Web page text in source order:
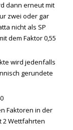
dann erneut mit
zwei oder gar
nicht als SP
dem Faktor 0,55
wird jedenfalls
gerundete
Faktoren in der
2 Wettfahrten